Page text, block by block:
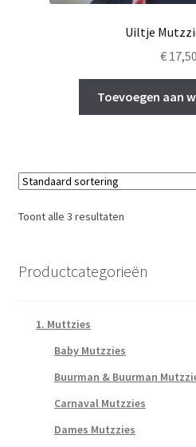
Uiltje
€17,50
Toevoegen aan
Toont alle 3 resultaten
Productcategorieën
1. Muttzies
Baby Mutzzies
Buurman & Buurman
Carnaval Mutzzies
Dames Mutzzies